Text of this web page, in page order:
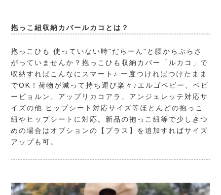
抱っこ紐収納カバールカコとは？
抱っこひも 使っていない時"だらーん"と腰からぶらさ
がっていませんか？抱っこひも収納カバー「ルカコ」で
収納すればこんなにスマート♪ 一度つければつけたまま
でOK！荷物が減って持ち運び楽々♪エルゴベビー、ベビ
ービョルン、アップリカコアラ、アンジェレッテ対応サ
イズの他 ヒップシート対応サイズ等ほとんどの抱っこ
紐やヒップシートに対応。新品の抱っこ紐等で少しきつ
めの場合はオプションの【プラス】を追加すればサイズ
アップも可。